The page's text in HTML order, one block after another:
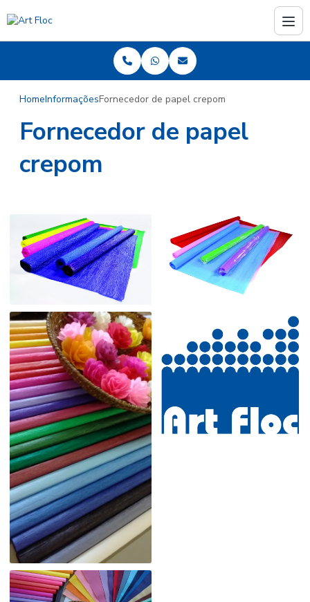
HomeInformaçõesFornecedor de papel crepom
Fornecedor de papel
crepom